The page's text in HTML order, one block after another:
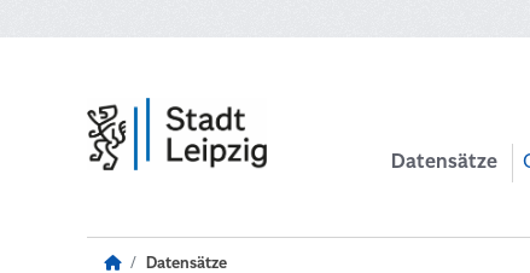
Datensätze
Datensätze